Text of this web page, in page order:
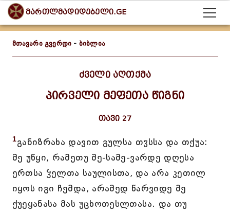
მართლმადიდებელი.GE
მთავარი გვერდი - ბიბლია
ძველი აღთქმა
პირველი მეფეთა წიგნი
თავი 27
1განიზრახა დავით გულსა თჳსსა და თქუა:
მე უწყი, რამეთუ შე-სამე-ვარდე დღესა
ერთსა ჴელთა საულისთა, და არა კეთილ
იყოს იგი ჩემდა, არამედ წარვიდე მე
ქუეყანასა მას უცხოთესლთასა. და თუ